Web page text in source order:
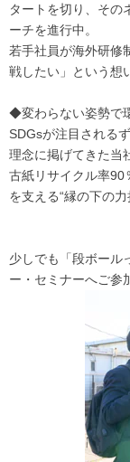
タートを切り、その
ーチを進行中。
若手社員が海外研修
戦したい」という想
◆変わらない姿勢で
SDGsが注目される
理念に掲げてきた当
古紙リサイクル率90
を支える“縁の下の
少しでも「段ボール
ー・セミナーへご参